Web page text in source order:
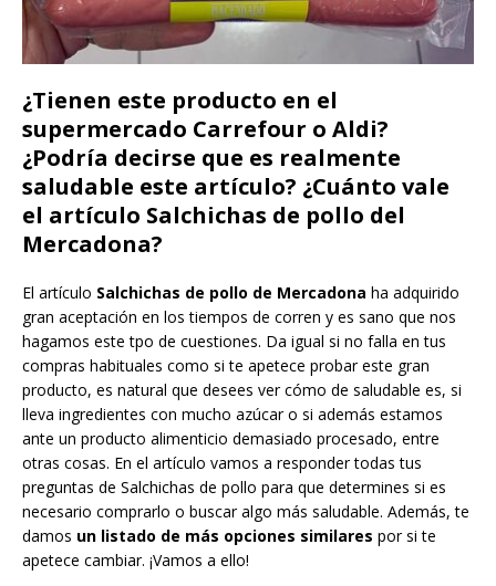
¿Tienen este producto en el
supermercado Carrefour o Aldi?
¿Podría decirse que es realmente
saludable este artículo? ¿Cuánto vale
el artículo Salchichas de pollo del
Mercadona?
El artículo Salchichas de pollo de Mercadona ha adquirido
gran aceptación en los tiempos de corren y es sano que nos
hagamos este tpo de cuestiones. Da igual si no falla en tus
compras habituales como si te apetece probar este gran
producto, es natural que desees ver cómo de saludable es, si
lleva ingredientes con mucho azúcar o si además estamos
ante un producto alimenticio demasiado procesado, entre
otras cosas. En el artículo vamos a responder todas tus
preguntas de Salchichas de pollo para que determines si es
necesario comprarlo o buscar algo más saludable. Además, te
damos un listado de más opciones similares por si te
apetece cambiar. ¡Vamos a ello!